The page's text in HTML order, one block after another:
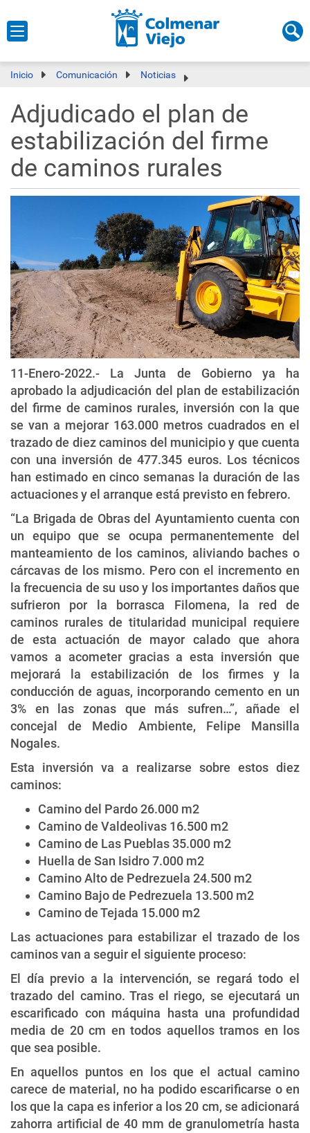
Inicio Comunicación Noticias
Adjudicado el plan de
estabilización del firme
de caminos rurales
11-Enero-2022.- La Junta de Gobierno ya ha
aprobado la adjudicación del plan de estabilización
del firme de caminos rurales, inversión con la que
se van a mejorar 163.000 metros cuadrados en el
trazado de diez caminos del municipio y que cuenta
con una inversión de 477.345 euros. Los técnicos
han estimado en cinco semanas la duración de las
actuaciones y el arranque está previsto en febrero.
“La Brigada de Obras del Ayuntamiento cuenta con
un equipo que se ocupa permanentemente del
manteamiento de los caminos, aliviando baches o
cárcavas de los mismo. Pero con el incremento en
la frecuencia de su uso y los importantes daños que
sufrieron por la borrasca Filomena, la red de
caminos rurales de titularidad municipal requiere
de esta actuación de mayor calado que ahora
vamos a acometer gracias a esta inversión que
mejorará la estabilización de los firmes y la
conducción de aguas, incorporando cemento en un
3% en las zonas que más sufren…”, añade el
concejal de Medio Ambiente, Felipe Mansilla
Nogales.
Esta inversión va a realizarse sobre estos diez
caminos:
Camino del Pardo 26.000 m2
Camino de Valdeolivas 16.500 m2
Camino de Las Pueblas 35.000 m2
Huella de San Isidro 7.000 m2
Camino Alto de Pedrezuela 24.500 m2
Camino Bajo de Pedrezuela 13.500 m2
Camino de Tejada 15.000 m2
Las actuaciones para estabilizar el trazado de los
caminos van a seguir el siguiente proceso:
El día previo a la intervención, se regará todo el
trazado del camino. Tras el riego, se ejecutará un
escarificado con máquina hasta una profundidad
media de 20 cm en todos aquellos tramos en los
que sea posible.
En aquellos puntos en los que el actual camino
carece de material, no ha podido escarificarse o en
los que la capa es inferior a los 20 cm, se adicionará
zahorra artificial de 40 mm de granulometría hasta